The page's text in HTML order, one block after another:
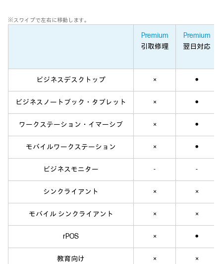
※スワイプで左右に移動します。
Premium
引取修理
Premium
翌日対応
ビジネスデスクトップ × ●
ビジネスノートブック・タブレット × ●
ワークステーション・イマーシブ × ●
モバイルワークステーション × ●
ビジネスモニター - -
シンクライアント × ×
モバイル シンクライアント × ×
rPOS × ●
教育向け × ×